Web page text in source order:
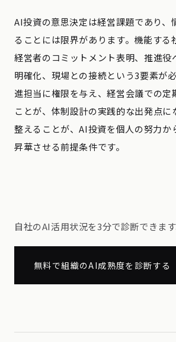
AI投資の意思決定は経営課題であり、
ることには限界があります。機能する
経営者のコミットメント表明、推進役
明確化、現場との接続という3要素が
進担当に権限を与え、経営会議での定
ことが、体制設計の実践的な出発点に
整えることが、AI投資を個人の努力か
昇華させる前提条件です。
自社のAI活用状況を3分で診断できます
無料で組織のAI成熟度を診断す